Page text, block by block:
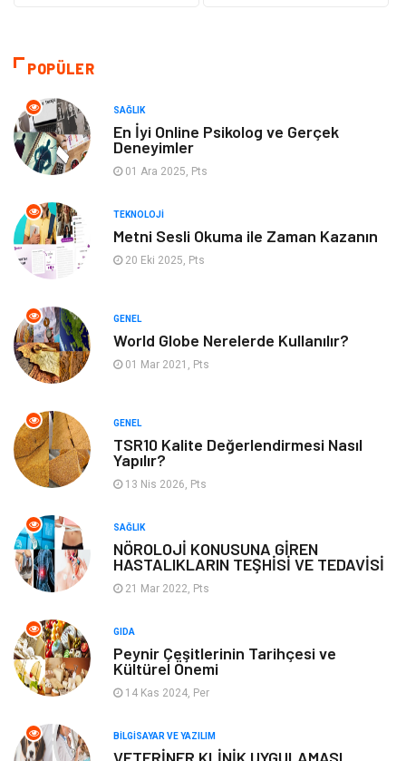
Giyim
Eğitim & Kariyer Bilgisayar ve Yazılım
Alışveriş
Emlak
Organizasyon
Tekstil
Tatil
Aksesuar Eğitim Kurumları
Ambalaj Eğlence
Pazarlama
Kültür
Grafik Tasarım
Alüminyum
POPÜLER
SAĞLIK
En İyi Online Psikolog ve Gerçek
Deneyimler
01 Ara 2025, Pts
TEKNOLOJI
Metni Sesli Okuma ile Zaman Kazanın
20 Eki 2025, Pts
GENEL
World Globe Nerelerde Kullanılır?
01 Mar 2021, Pts
GENEL
TSR10 Kalite Değerlendirmesi Nasıl
Yapılır?
13 Nis 2026, Pts
SAĞLIK
NÖROLOJİ KONUSUNA GİREN
HASTALIKLARIN TEŞHİSİ VE TEDAVİSİ
21 Mar 2022, Pts
GIDA
Peynir Çeşitlerinin Tarihçesi ve
Kültürel Önemi
14 Kas 2024, Per
BILGISAYAR VE YAZILIM